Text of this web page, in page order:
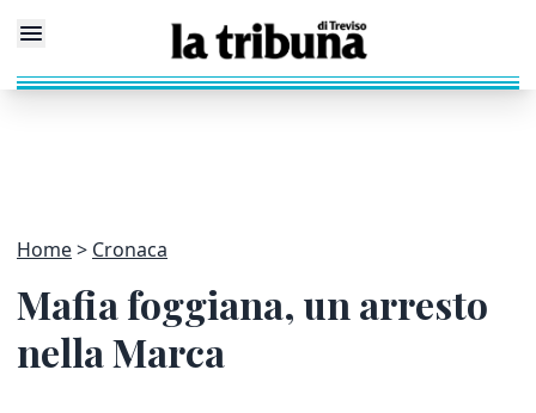
Home Cronaca
Mafia foggiana, un arresto
nella Marca